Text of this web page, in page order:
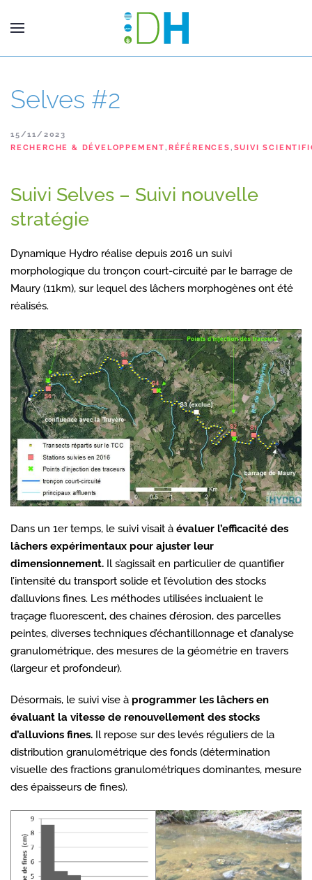
Selves #2
15/11/2023
RECHERCHE & DÉVELOPPEMENT, RÉFÉRENCES, SUIVI
Suivi Selves – Suivi nouvelle
stratégie
Dynamique Hydro réalise depuis 2016 un suivi
morphologique du tronçon court-circuité par le barrage de
Maury (11km), sur lequel des lâchers morphogènes ont été
réalisés.
Dans un 1er temps, le suivi visait à évaluer l’efficacité des
lâchers expérimentaux pour ajuster leur
dimensionnement. Il s’agissait en particulier de quantifier
l’intensité du transport solide et l’évolution des stocks
d’alluvions fines. Les méthodes utilisées incluaient le
traçage fluorescent, des chaines d’érosion, des parcelles
peintes, diverses techniques d’échantillonnage et d’analyse
granulométrique, des mesures de la géométrie en travers
(largeur et profondeur).
Désormais, le suivi vise à programmer les lâchers en
évaluant la vitesse de renouvellement des stocks
d’alluvions fines. Il repose sur des levés réguliers de la
distribution granulométrique des fonds (détermination
visuelle des fractions granulométriques dominantes, mesure
des épaisseurs de fines).